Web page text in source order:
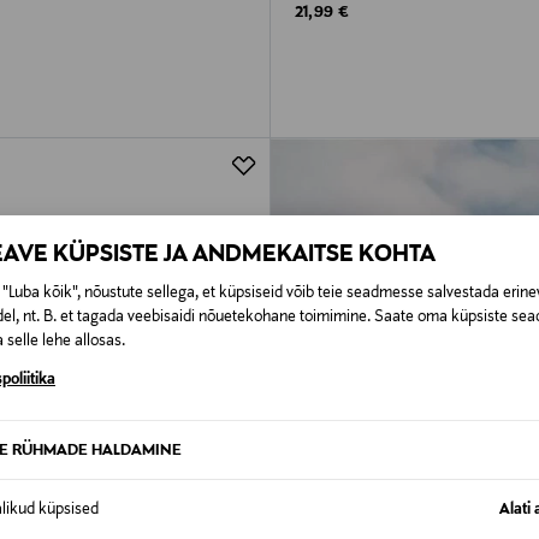
KÜPSISTE JA ANDMEKAITSE KOHTA
"Luba kõik", nõustute sellega, et küpsiseid võib teie seadmesse salvestada
nt. B. et tagada veebisaidi nõuetekohane toimimine. Saate oma küpsiste
selle lehe allosas.
RÜHMADE HALDAMINE
küpsised Alati
Original Price
21,99 €